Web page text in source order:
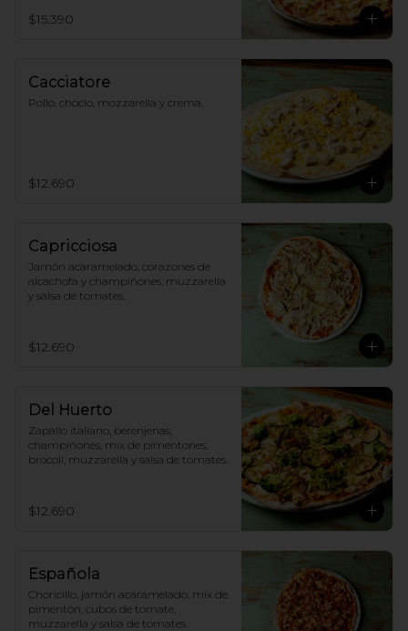
$15.390
Cacciatore
Pollo, choclo, mozzarella y crema.
$12.690
Capricciosa
Jamón acaramelado, corazones de
alcachofa y champiñones, muzzarella
y salsa de tomates.
$12.690
Del Huerto
Zapallo italiano, berenjenas,
champiñones, mix de pimentones,
brocolí, muzzarella y salsa de tomates.
$12.690
Española
Choricillo, jamón acaramelado, mix de
pimentón, cubos de tomate,
muzzarella y salsa de tomates.